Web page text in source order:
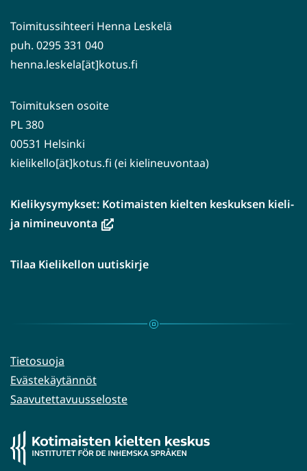
Toimitussihteeri Henna Leskelä
puh. 0295 331 040
henna.leskela[ät]kotus.fi
Toimituksen osoite
PL 380
00531 Helsinki
kielikello[ät]kotus.fi (ei kielineuvontaa)
Kielikysymykset: Kotimaisten kielten keskuksen kieli-
ja nimineuvonta(avautuu
ikkunaan,
palveluun)
Tilaa Kielikellon uutiskirje
Tietosuoja
Evästekäytännöt
Saavutettavuusseloste